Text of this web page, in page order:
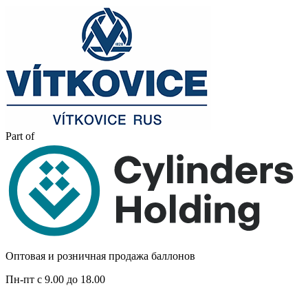
Part of
Оптовая и розничная продажа баллонов
Пн-пт с 9.00 до 18.00